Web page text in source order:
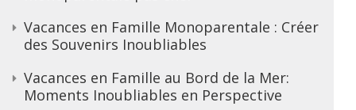
Vacances en Famille Monoparentale : Créer
des Souvenirs Inoubliables
Vacances en Famille au Bord de la Mer:
Moments Inoubliables en Perspective